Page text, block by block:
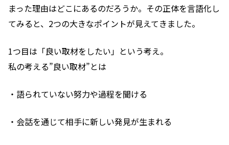
まった理由はどこにあるのだろうか。その正体を言語化し
てみると、2つの大きなポイントが見えてきました。
1つ目は「良い取材をしたい」という考え。
私の考える”良い取材”とは
・語られていない努力や過程を聞ける
・会話を通じて相手に新しい発見が生まれる